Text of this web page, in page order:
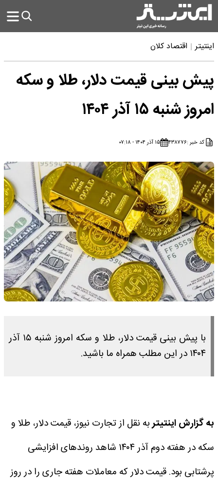
اینتیتر اقتصاد کلان
پیش ‌بینی قیمت دلار، طلا و سکه
امروز شنبه ۱۵ آذر ۱۴۰۴
کد خبر :۴۳۸۷۷۶ ۱۵ آذر ۱۴۰۴ - ۰۷:۱۸
با پیش ‌بینی قیمت دلار، طلا و سکه امروز شنبه ۱۵ آذر
۱۴۰۴ در این مطلب همراه ما باشید.
به گزارش اینتیتربه نقل از تجارت نیوز، قیمت دلار،‌ طلا و
سکه در هفته دوم آذر ۱۴۰۴ شاهد روند‌های افزایشی
پرشتابی بود. قیمت دلار که معاملات هفته جاری را در روز